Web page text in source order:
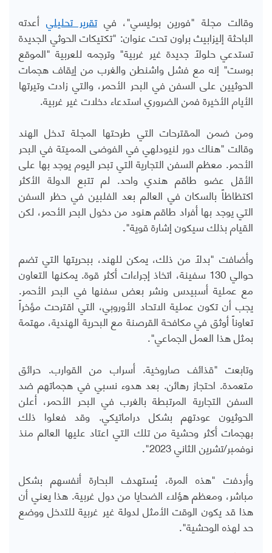
وقالت مجلة "فورين بوليسي"، فيتقرير تحليلي أعدته
الباحثة إليزابيث براون تحت عنوان: "تكتيكات الحوثي الجديدة
تستدعي حلولاً جديدة غير غربية" وترجمه للعربية "الموقع
بوست" إنه مع فشل واشنطن والغرب من إيقاف هجمات
الحوثيين على السفن في البحر الأحمر، والتي زادت وتيرتها
الأيام الأخيرة فمن الضروري استدعاء دخلات غير غربية.
ومن ضمن المقترحات التي طرحتها المجلة تدخل الهند
وقالت "هناك دور لنيودلهي في الفوضى المميتة في البحر
الأحمر. معظم السفن التجارية التي تبحر اليوم يوجد بها على
الأقل عضو طاقم هندي واحد. لم تتبع الدولة الأكثر
اكتظاظاً بالسكان في العالم بعد الفلبين في حظر السفن
التي يوجد بها أفراد طاقم هنود من دخول البحر الأحمر، لكن
القيام بذلك سيكون إشارة قوية".
وأضافت "بدلاً من ذلك، يمكن للهند، ببحريتها التي تضم
حوالي 130 سفينة، اتخاذ إجراءات أكثر قوة. يمكنها التعاون
مع عملية أسبيدس ونشر بعض سفنها في البحر الأحمر.
يجب أن تكون عملية الاتحاد الأوروبي، التي اقترحت مؤخراً
تعاوناً أوثق في مكافحة القرصنة مع البحرية الهندية، مهتمة
بمثل هذا العمل الجماعي".
وتابعت "قذائف صاروخية. أسراب من القوارب. حرائق
متعمدة. احتجاز رهائن. بعد هدوء نسبي في هجماتهم ضد
السفن التجارية المرتبطة بالغرب في البحر الأحمر، أعلن
الحوثيون عودتهم بشكل دراماتيكي. وقد فعلوا ذلك
بهجمات أكثر وحشية من تلك التي اعتاد عليها العالم منذ
نوفمبر/تشرين الثاني 2023".
وأردفت "هذه المرة، يُستهدف البحارة أنفسهم بشكل
مباشر، ومعظم هؤلاء الضحايا من دول غربية. هذا يعني أن
هذا قد يكون الوقت الأمثل لدولة غير غربية للتدخل ووضع
حد لهذه الوحشية".